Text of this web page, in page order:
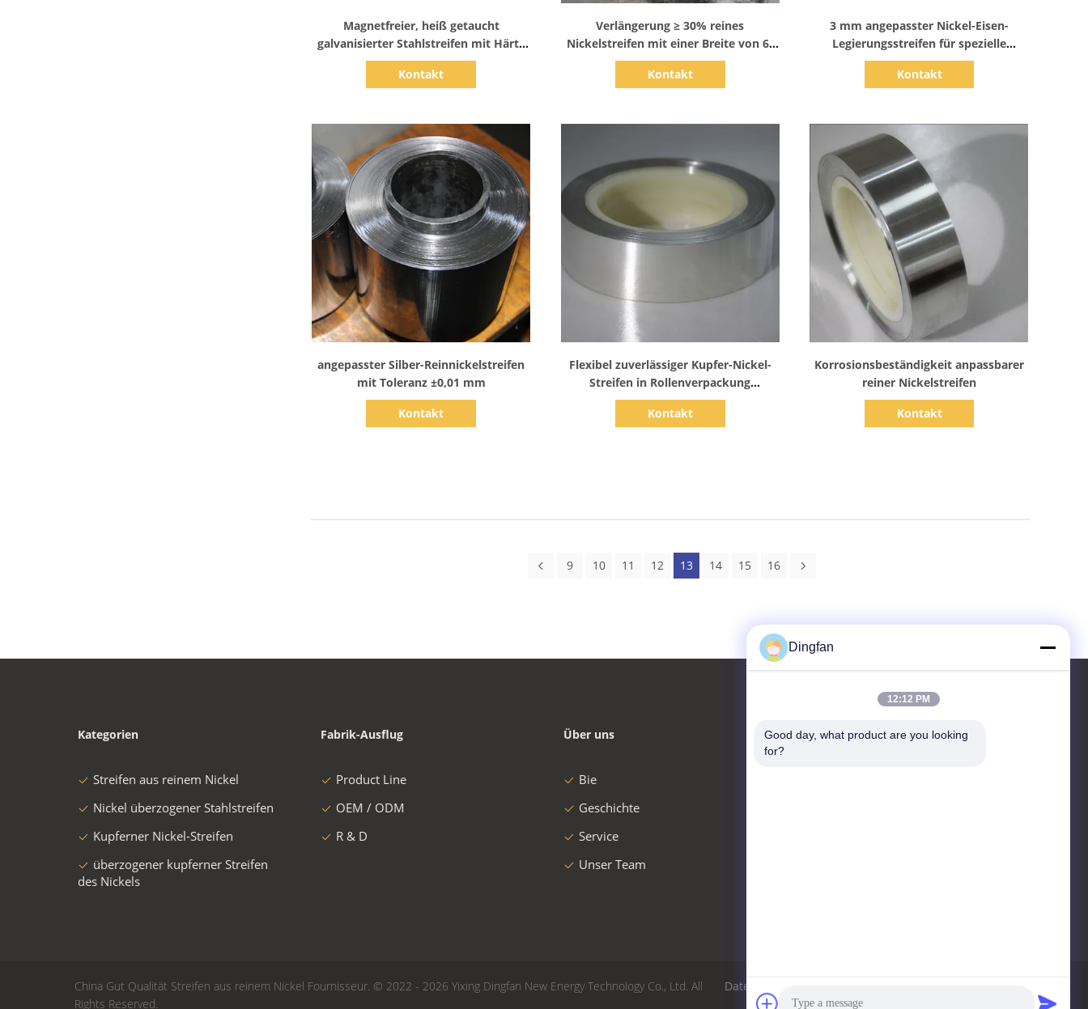
Magnetfreier, heiß getaucht
galvanisierter Stahlstreifen mit Härte
Hv30-Hv90
Kontakt
Verlängerung ≥ 30% reines
Nickelstreifen mit einer Breite von 6-
200 mm
Kontakt
3 mm angepasster Nickel-Eisen-
Legierungsstreifen für spezielle
Anwendungen
Kontakt
angepasster Silber-Reinnickelstreifen
mit Toleranz ±0,01 mm
Kontakt
Flexibel zuverlässiger Kupfer-Nickel-
Streifen in Rollenverpackung
anpassbar
Kontakt
Korrosionsbeständigkeit anpassbarer
reiner Nickelstreifen
Kontakt
9 10 11 12 13 14 15 16
Kategorien
Streifen aus reinem Nickel
Nickel überzogener Stahlstreifen
Kupferner Nickel-Streifen
überzogener kupferner Streifen
des Nickels
Fabrik-Ausflug
Product Line
OEM / ODM
R & D
Über uns
Bie
Geschichte
Service
Unser Team
Kontakt
Datenschutz-Bestimmungen
China Gut Qualität Streifen aus reinem Nickel Fournisseur. © 2022 - 2026 Yixing Dingfan New Energy Technology Co., Ltd. All
Rights Reserved.
Dingfan
12:12 PM
Good day, what product are you looking
for?